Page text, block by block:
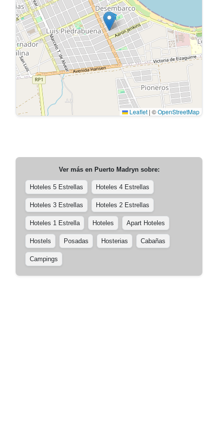
Leaflet | ©OpenStreetMap
Ver más en Puerto Madrynsobre:
Hoteles 5 Estrellas Hoteles 4 Estrellas
Hoteles 3 Estrellas Hoteles 2 Estrellas
Hoteles 1 Estrella Hoteles Apart Hoteles
Hostels Posadas Hosterias Cabañas
Campings